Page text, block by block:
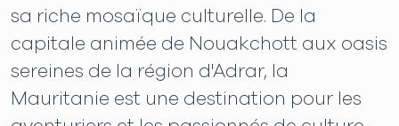
sa riche mosaïque culturelle. De la
capitale animée de Nouakchott aux oasis
sereines de la région d'Adrar, la
Mauritanie est une destination pour les